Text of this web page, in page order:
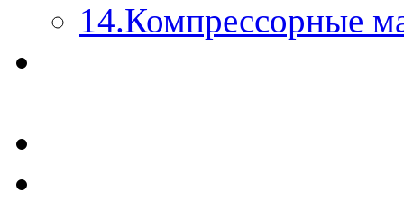
14.Компрессорные